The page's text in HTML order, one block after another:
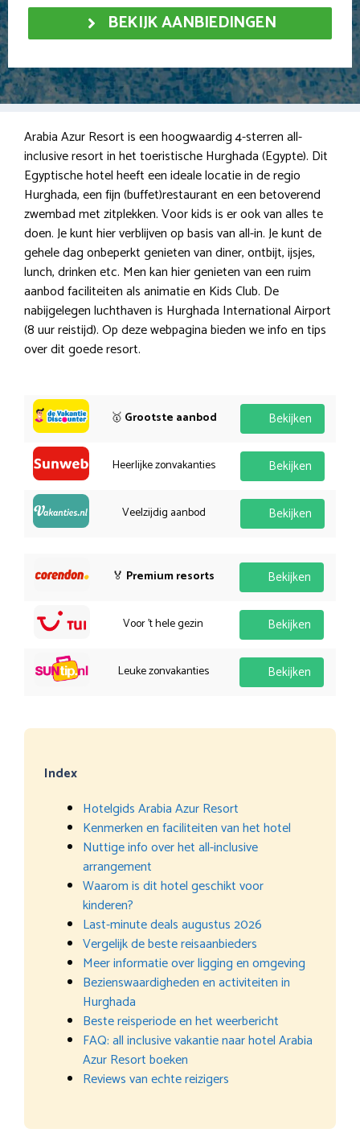
BEKIJK AANBIEDINGEN
Arabia Azur Resort is een hoogwaardig 4-sterren all-
inclusive resort in het toeristische Hurghada (Egypte). Dit
Egyptische hotel heeft een ideale locatie in de regio
Hurghada, een fijn (buffet)restaurant en een betoverend
zwembad met zitplekken. Voor kids is er ook van alles te
doen. Je kunt hier verblijven op basis van all-in. Je kunt de
gehele dag onbeperkt genieten van diner, ontbijt, ijsjes,
lunch, drinken etc. Men kan hier genieten van een ruim
aanbod faciliteiten als animatie en Kids Club. De
nabijgelegen luchthaven is Hurghada International Airport
(8 uur reistijd). Op deze webpagina bieden we info en tips
over dit goede resort.
🥇 Grootste aanbod Bekijken
Heerlijke zonvakanties Bekijken
Veelzijdig aanbod Bekijken
🏅 Premium resorts Bekijken
Voor 't hele gezin Bekijken
Leuke zonvakanties Bekijken
Index
Hotelgids Arabia Azur Resort
Kenmerken en faciliteiten van het hotel
Nuttige info over het all-inclusive
arrangement
Waarom is dit hotel geschikt voor
kinderen?
Last-minute deals augustus 2026
Vergelijk de beste reisaanbieders
Meer informatie over ligging en omgeving
Bezienswaardigheden en activiteiten in
Hurghada
Beste reisperiode en het weerbericht
FAQ: all inclusive vakantie naar hotel Arabia
Azur Resort boeken
Reviews van echte reizigers